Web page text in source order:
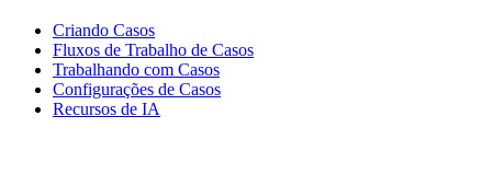
Criando Casos
Fluxos de Trabalho de Casos
Trabalhando com Casos
Configurações de Casos
Recursos de IA